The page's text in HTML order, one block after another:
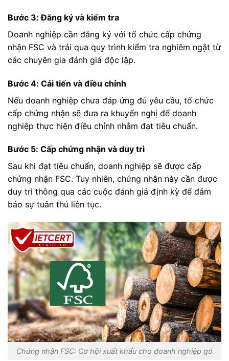
Bước 3: Đăng ký và kiểm tra
Doanh nghiệp cần đăng ký với tổ chức cấp chứng
nhận FSC và trải qua quy trình kiểm tra nghiêm ngặt từ
các chuyên gia đánh giá độc lập.
Bước 4: Cải tiến và điều chỉnh
Nếu doanh nghiệp chưa đáp ứng đủ yêu cầu, tổ chức
cấp chứng nhận sẽ đưa ra khuyến nghị để doanh
nghiệp thực hiện điều chỉnh nhằm đạt tiêu chuẩn.
Bước 5: Cấp chứng nhận và duy trì
Sau khi đạt tiêu chuẩn, doanh nghiệp sẽ được cấp
chứng nhận FSC. Tuy nhiên, chứng nhận này cần được
duy trì thông qua các cuộc đánh giá định kỳ để đảm
bảo sự tuân thủ liên tục.
Chứng nhận FSC: Cơ hội xuất khẩu cho doanh nghiệp gỗ